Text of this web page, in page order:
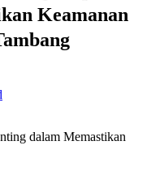
Keamanan